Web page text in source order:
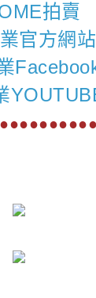
拍賣
官方網站